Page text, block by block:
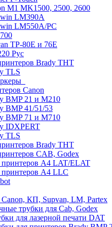
M1 MK1500, 2500, 2600
LM390A
LM550A/PC
TP-80E и 76E
Рус
Brady THT
TLS
Canon
BMP 21 и M210
BMP 41/51/53
BMP 71 и M710
IDXPERT
TLS
Brady THT
CAB, Godex
А4 LAT/ELAT
А4 LLC
КП, Supvan, LM, Partex
трубки для Cab, Godex
для лазерной печати DAT